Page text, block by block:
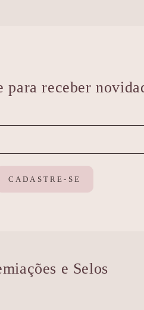
para receber
CADASTRE-SE
e Selos